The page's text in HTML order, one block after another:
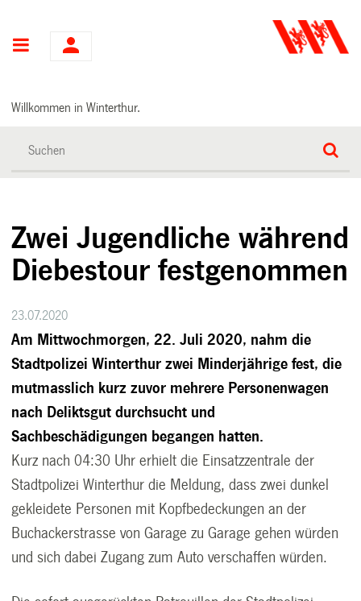
Hauptnavigation
Willkommen in Winterthur.
Zwei Jugendliche während
Diebestour festgenommen
23.07.2020
Am Mittwochmorgen, 22. Juli 2020, nahm die
Stadtpolizei Winterthur zwei Minderjährige fest, die
mutmasslich kurz zuvor mehrere Personenwagen
nach Deliktsgut durchsucht und
Sachbeschädigungen begangen hatten.
Kurz nach 04:30 Uhr erhielt die Einsatzzentrale der
Stadtpolizei Winterthur die Meldung, dass zwei dunkel
gekleidete Personen mit Kopfbedeckungen an der
Buchackerstrasse von Garage zu Garage gehen würden
und sich dabei Zugang zum Auto verschaffen würden.